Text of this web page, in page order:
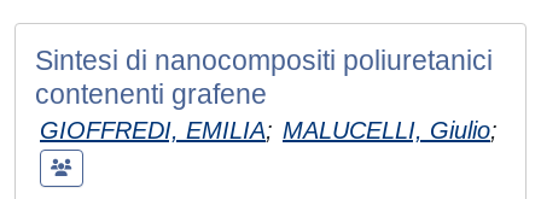
Sintesi di nanocompositi poliuretanici
contenenti grafene
GIOFFREDI, EMILIA; MALUCELLI, Giulio;